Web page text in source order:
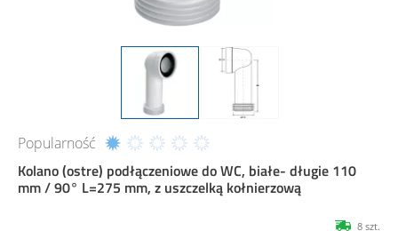
Popularność
Kolano (ostre) podłączeniowe do WC, białe- długie 110
mm / 90° L=275 mm, z uszczelką kołnierzową
8 szt.